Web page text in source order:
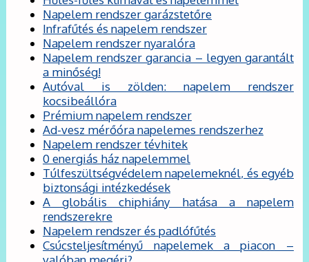
Napelem rendszer garázstetőre
Infrafűtés és napelem rendszer
Napelem rendszer nyaralóra
Napelem rendszer garancia – legyen garantált
a minőség!
Autóval is zölden: napelem rendszer
kocsibeállóra
Prémium napelem rendszer
Ad-vesz mérőóra napelemes rendszerhez
Napelem rendszer tévhitek
0 energiás ház napelemmel
Túlfeszültségvédelem napelemeknél, és egyéb
biztonsági intézkedések
A globális chiphiány hatása a napelem
rendszerekre
Napelem rendszer és padlófűtés
Csúcsteljesítményű napelemek a piacon –